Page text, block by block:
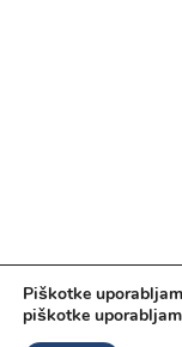
Piškotke
piškotke